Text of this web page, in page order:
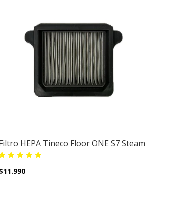
Filtro HEPA Tineco Floor ONE S7 Steam
$11.990